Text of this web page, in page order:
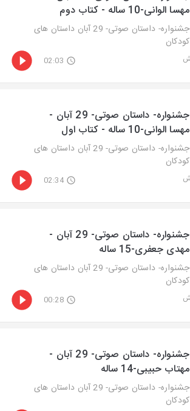
مهسا الوانی-10 ساله - کتاب دوم
جشنواره- داستان صوتی- 29 آبان داستان های
کودکان
02:03
جشنواره- داستان صوتی- 29 آبان -
مهسا الوانی-10 ساله - کتاب اول
جشنواره- داستان صوتی- 29 آبان داستان های
کودکان
02:34
جشنواره- داستان صوتی- 29 آبان -
مهدی جعفری-15 ساله
جشنواره- داستان صوتی- 29 آبان داستان های
کودکان
00:28
جشنواره- داستان صوتی- 29 آبان -
مهتاب حبیبی-14 ساله
جشنواره- داستان صوتی- 29 آبان داستان های
کودکان